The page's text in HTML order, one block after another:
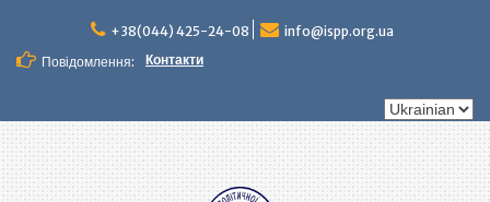
вмісту
+38(044) 425-24-08
info@ispp.org.ua
Повідомлення:
Контакти
Вибрати